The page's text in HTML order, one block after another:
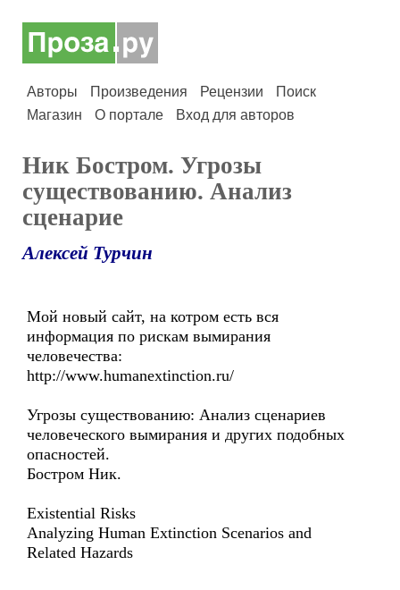
Авторы Произведения Рецензии
Поиск
Магазин
О портале Вход для авторов
Ник Бостром. Угрозы
cуществованию. Анализ
сценарие
Алексей Турчин
Мой новый сайт, на котром есть вся
информация по рискам вымирания
человечества:
http://www.humanextinction.ru/
Угрозы существованию: Анализ сценариев
человеческого вымирания и других подобных
опасностей.
Бостром Ник.
Existential Risks
Analyzing Human Extinction Scenarios and
Related Hazards